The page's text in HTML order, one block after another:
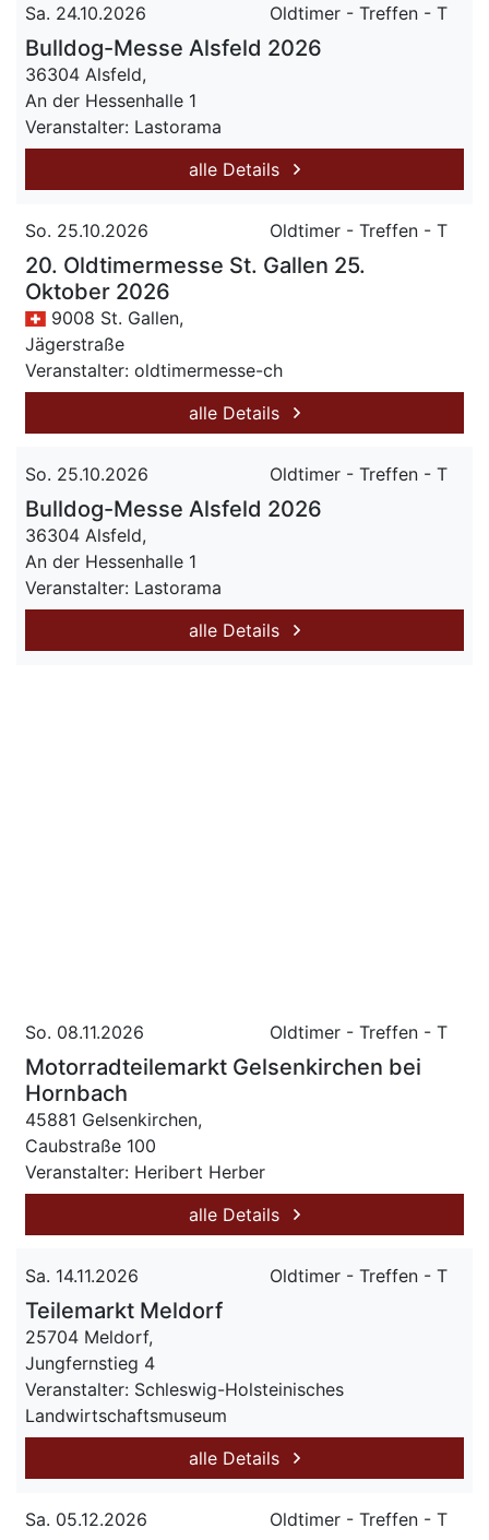
Sa. 24.10.2026 Oldtimer - Treffen - T
Bulldog-Messe Alsfeld 2026
36304 Alsfeld,
An der Hessenhalle 1
Veranstalter: Lastorama
alle Details
So. 25.10.2026 Oldtimer - Treffen - T
20. Oldtimermesse St. Gallen 25.
Oktober 2026
9008 St. Gallen,
Jägerstraße
Veranstalter: oldtimermesse-ch
alle Details
So. 25.10.2026 Oldtimer - Treffen - T
Bulldog-Messe Alsfeld 2026
36304 Alsfeld,
An der Hessenhalle 1
Veranstalter: Lastorama
alle Details
So. 08.11.2026 Oldtimer - Treffen - T
Motorradteilemarkt Gelsenkirchen bei
Hornbach
45881 Gelsenkirchen,
Caubstraße 100
Veranstalter: Heribert Herber
alle Details
Sa. 14.11.2026 Oldtimer - Treffen - T
Teilemarkt Meldorf
25704 Meldorf,
Jungfernstieg 4
Veranstalter: Schleswig-Holsteinisches
Landwirtschaftsmuseum
alle Details
Sa. 05.12.2026 Oldtimer - Treffen - T